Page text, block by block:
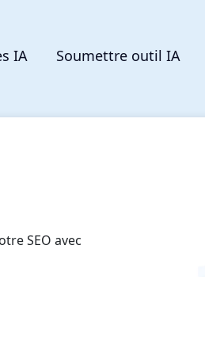
IA Soumettre outil IA
SEO avec